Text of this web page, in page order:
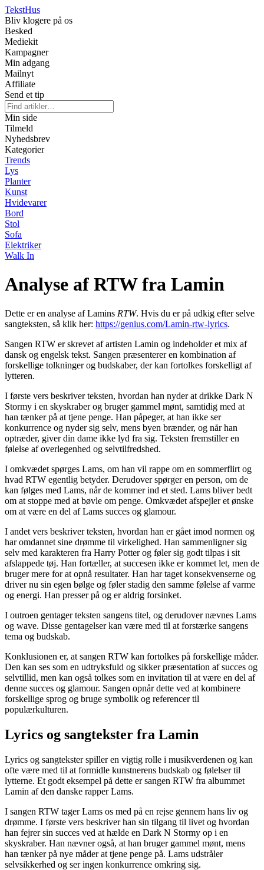
TekstHus
Bliv klogere på os
Besked
Mediekit
Kampagner
Min adgang
Mailnyt
Affiliate
Send et tip
Min side
Tilmeld
Nyhedsbrev
Kategorier
Trends
Lys
Planter
Kunst
Hvidevarer
Bord
Stol
Sofa
Elektriker
Walk In
Analyse af RTW fra Lamin
Dette er en analyse af Lamins RTW. Hvis du er på udkig efter selve
sangteksten, så klik her: https://genius.com/Lamin-rtw-lyrics.
Sangen RTW er skrevet af artisten Lamin og indeholder et mix af
dansk og engelsk tekst. Sangen præsenterer en kombination af
forskellige tolkninger og budskaber, der kan fortolkes forskelligt af
lytteren.
I første vers beskriver teksten, hvordan han nyder at drikke Dark N
Stormy i en skyskraber og bruger gammel mønt, samtidig med at
han tænker på at tjene penge. Han påpeger, at han ikke ser
konkurrence og nyder sig selv, mens byen brænder, og når han
optræder, giver din dame ikke lyd fra sig. Teksten fremstiller en
følelse af overlegenhed og selvtilfredshed.
I omkvædet spørges Lams, om han vil rappe om en sommerflirt og
hvad RTW egentlig betyder. Derudover spørger en person, om de
kan følges med Lams, når de kommer ind et sted. Lams bliver bedt
om at stoppe med at bøvle om penge. Omkvædet afspejler et ønske
om at være en del af Lams succes og glamour.
I andet vers beskriver teksten, hvordan han er gået imod normen og
har omdannet sine drømme til virkelighed. Han sammenligner sig
selv med karakteren fra Harry Potter og føler sig godt tilpas i sit
afslappede tøj. Han fortæller, at succesen ikke er kommet let, men de
bruger mere for at opnå resultater. Han har taget konsekvenserne og
driver nu sin egen bølge og føler stadig den samme følelse af varme
og energi. Han presser på og er aldrig forsinket.
I outroen gentager teksten sangens titel, og derudover nævnes Lams
og wave. Disse gentagelser kan være med til at forstærke sangens
tema og budskab.
Konklusionen er, at sangen RTW kan fortolkes på forskellige måder.
Den kan ses som en udtryksfuld og sikker præsentation af succes og
selvtillid, men kan også tolkes som en invitation til at være en del af
denne succes og glamour. Sangen opnår dette ved at kombinere
forskellige sprog og bruge symbolik og referencer til
populærkulturen.
Lyrics og sangtekster fra Lamin
Lyrics og sangtekster spiller en vigtig rolle i musikverdenen og kan
ofte være med til at formidle kunstnerens budskab og følelser til
lytterne. Et godt eksempel på dette er sangen RTW fra albummet
Lamin af den danske rapper Lams.
I sangen RTW tager Lams os med på en rejse gennem hans liv og
drømme. I første vers beskriver han sin tilgang til livet og hvordan
han fejrer sin succes ved at hælde en Dark N Stormy op i en
skyskraber. Han nævner også, at han bruger gammel mønt, mens
han tænker på nye måder at tjene penge på. Lams udstråler
selvsikkerhed og ser ingen konkurrence omkring sig.